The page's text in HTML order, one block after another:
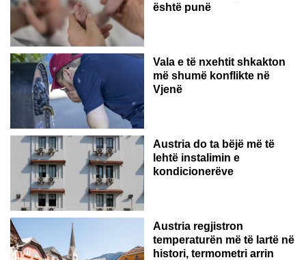
është punë
Vala e të nxehtit shkakton
më shumë konflikte në
Vjenë
Austria do ta bëjë më të
lehtë instalimin e
kondicionerëve
Austria regjistron
temperaturën më të lartë në
histori, termometri arrin